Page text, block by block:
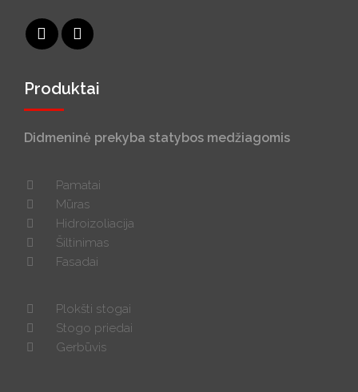
Produktai
Didmeninė prekyba statybos medžiagomis
Pamatai
Mūras
Hidroizoliacija
Šiltinimas
Fasadai
Plokšti stogai
Stogo priedai
Gerbūvis